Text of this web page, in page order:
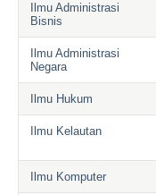
Ilmu Administrasi
Bisnis
Ilmu Administrasi
Negara
Ilmu Hukum
Ilmu Kelautan
Ilmu Komputer